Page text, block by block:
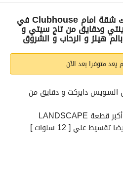
بتسهلات في السداد امتلك شقة امام Clubhouse في
ودقايق من تاج سيتي و
هيلز و الرحاب و الشروق
يعد متوفرا بعد الآن